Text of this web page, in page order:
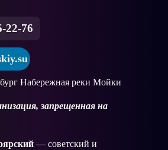
22-76
Набережная реки Мойки
запрещенная на
— советский и